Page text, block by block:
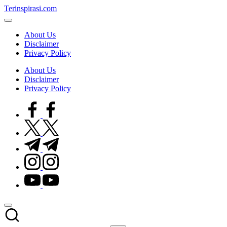
Skip
to
Terinspirasi.com
Inspirasi
TerkiniAbout Us
Disclaimer
Privacy Policy
About Us
Disclaimer
Privacy Policy
facebook.com
twitter.com
t.me
instagram.com
youtube.com